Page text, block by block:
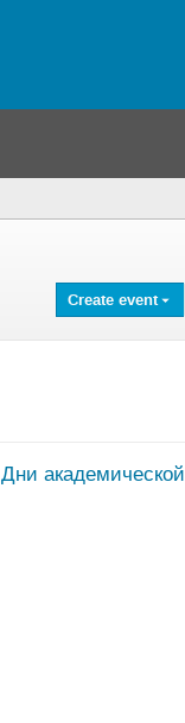
Create event
Дни